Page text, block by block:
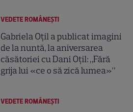
VEDETE ROMÂNEŞTI
Gabriela Oțil a publicat imagini
de la nuntă, la aniversarea
căsătoriei cu Dani Oțil: „Fără
grija lui «ce o să zică lumea»”
VEDETE ROMÂNEŞTI